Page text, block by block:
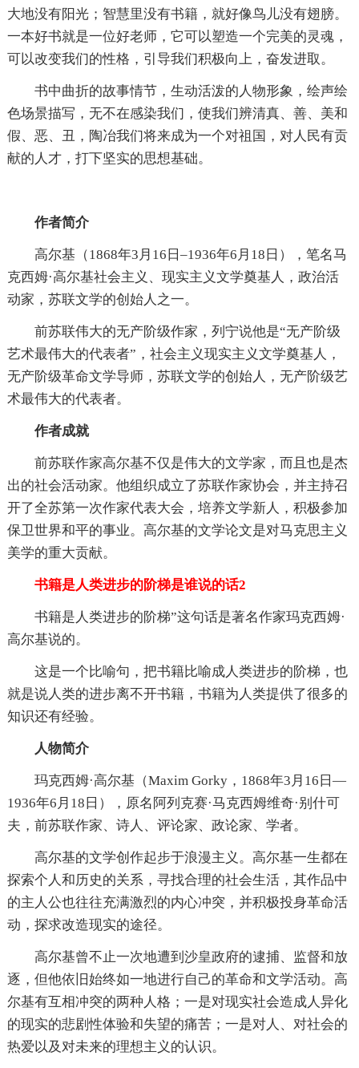
大地没有阳光；智慧里没有书籍，就好像鸟儿没有翅膀。
一本好书就是一位好老师，它可以塑造一个完美的灵魂，
可以改变我们的性格，引导我们积极向上，奋发进取。
书中曲折的故事情节，生动活泼的人物形象，绘声绘
色场景描写，无不在感染我们，使我们辨清真、善、美和
假、恶、丑，陶冶我们将来成为一个对祖国，对人民有贡
献的人才，打下坚实的思想基础。
作者简介
高尔基（1868年3月16日–1936年6月18日），笔名马
克西姆·高尔基社会主义、现实主义文学奠基人，政治活
动家，苏联文学的创始人之一。
前苏联伟大的无产阶级作家，列宁说他是“无产阶级
艺术最伟大的代表者”，社会主义现实主义文学奠基人，
无产阶级革命文学导师，苏联文学的创始人，无产阶级艺
术最伟大的代表者。
作者成就
前苏联作家高尔基不仅是伟大的文学家，而且也是杰
出的社会活动家。他组织成立了苏联作家协会，并主持召
开了全苏第一次作家代表大会，培养文学新人，积极参加
保卫世界和平的事业。高尔基的文学论文是对马克思主义
美学的重大贡献。
书籍是人类进步的阶梯是谁说的话2
书籍是人类进步的阶梯”这句话是著名作家玛克西姆·
高尔基说的。
这是一个比喻句，把书籍比喻成人类进步的阶梯，也
就是说人类的进步离不开书籍，书籍为人类提供了很多的
知识还有经验。
人物简介
玛克西姆·高尔基（Maxim Gorky，1868年3月16日—
1936年6月18日），原名阿列克赛·马克西姆维奇·别什可
夫，前苏联作家、诗人、评论家、政论家、学者。
高尔基的文学创作起步于浪漫主义。高尔基一生都在
探索个人和历史的关系，寻找合理的社会生活，其作品中
的主人公也往往充满激烈的内心冲突，并积极投身革命活
动，探求改造现实的途径。
高尔基曾不止一次地遭到沙皇政府的逮捕、监督和放
逐，但他依旧始终如一地进行自己的革命和文学活动。高
尔基有互相冲突的两种人格；一是对现实社会造成人异化
的现实的悲剧性体验和失望的痛苦；一是对人、对社会的
热爱以及对未来的理想主义的认识。